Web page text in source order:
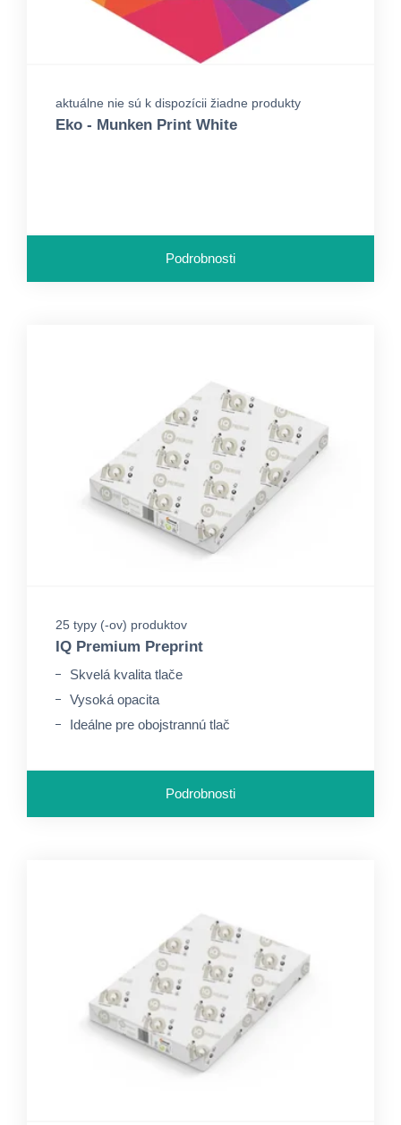
aktuálne nie sú k dispozícii žiadne produkty
Eko - Munken Print White
Podrobnosti
25 typy (-ov) produktov
IQ Premium Preprint
Skvelá kvalita tlače
Vysoká opacita
Ideálne pre obojstrannú tlač
Podrobnosti